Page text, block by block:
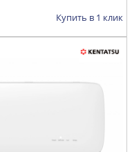
Купить в 1 клик